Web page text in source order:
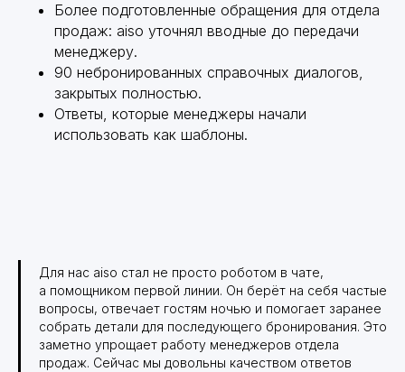
Более подготовленные обращения для отдела
продаж: aiso уточнял вводные до передачи
менеджеру.
90 небронированных справочных диалогов,
закрытых полностью.
Ответы, которые менеджеры начали
использовать как шаблоны.
Для нас aiso стал не просто роботом в чате,
а помощником первой линии. Он берёт на себя частые
вопросы, отвечает гостям ночью и помогает заранее
собрать детали для последующего бронирования. Это
заметно упрощает работу менеджеров отдела
продаж. Сейчас мы довольны качеством ответов